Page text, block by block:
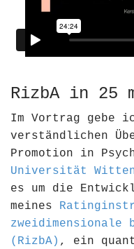
RizbA in 25
Im Vortrag gebe
verständlichen
Promotion in
Universität
es um die
meines
(RizbA) , ein